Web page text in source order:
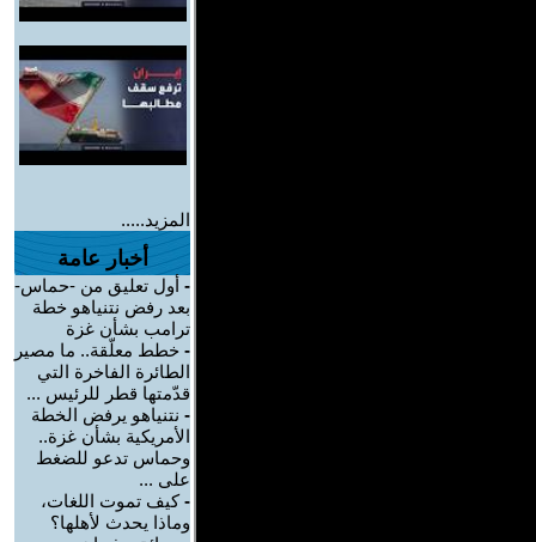
المزيد.....
أخبار عامة
- أول تعليق من -حماس-
بعد رفض نتنياهو خطة
ترامب بشأن غزة
- خطط معلّقة.. ما مصير
الطائرة الفاخرة التي
قدّمتها قطر للرئيس ...
- نتنياهو يرفض الخطة
الأمريكية بشأن غزة..
وحماس تدعو للضغط
على ...
-كيف تموت اللغات،
وماذا يحدث لأهلها؟